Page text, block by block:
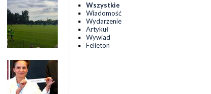
Wszystkie
Wiadomość
Wydarzenie
Artykuł
Wywiad
Felieton